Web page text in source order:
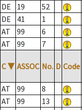
DE
19 52
DE
41 1
AT
99 6
AT
99 7
C ▼ ASSOC No. D Code
AT
99 8
AT
99 13